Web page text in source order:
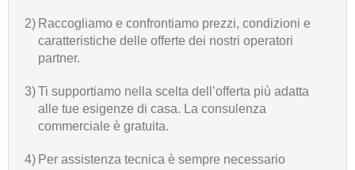
2) Raccogliamo e confrontiamo prezzi, condizioni e
caratteristiche delle offerte dei nostri operatori
partner.
3)Ti supportiamo nella scelta dell’offerta più adatta
alle tue esigenze di casa. La consulenza
commerciale è gratuita.
4) Per assistenza tecnica è sempre necessario